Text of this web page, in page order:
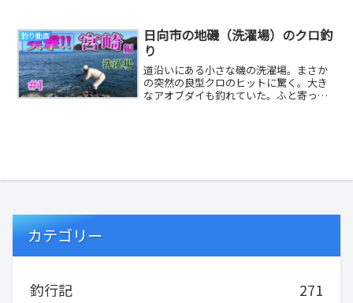
釣り動画
日向市の地磯（洗濯場）のクロ釣
り
道沿いにある小さな磯の洗濯場。まさか
の突然の良型クロのヒットに驚く。大き
なアオブダイも釣れていた。ふと寄った
カテゴリー
釣行記
271